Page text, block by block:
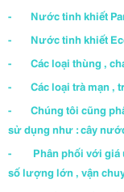
- Nước tinh khiết
- Nước tinh khiết
- Các loại thùng , chai
- Các loại trà mạn ,
- Chúng tôi cũng
sử dụng như : cây
- Phân phối với giá
số lượng lớn , vận